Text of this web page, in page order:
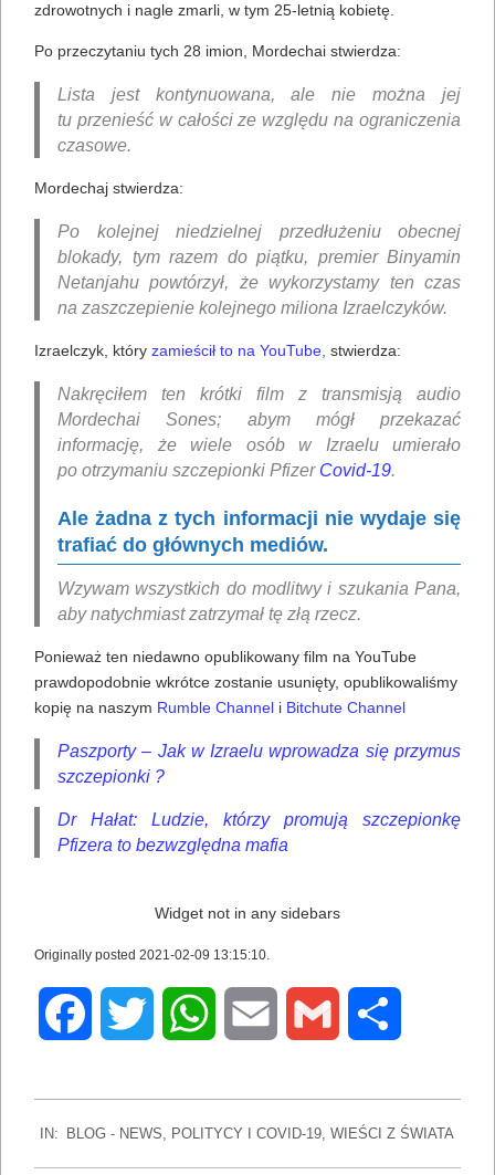
zdrowotnych i nagle zmarli, w tym 25-letnią kobietę.
Po przeczytaniu tych 28 imion, Mordechai stwierdza:
Lista jest kontynuowana, ale nie można jej
tu przenieść w całości ze względu na ograniczenia
czasowe.
Mordechaj stwierdza:
Po kolejnej niedzielnej przedłużeniu obecnej
blokady, tym razem do piątku, premier Binyamin
Netanjahu powtórzył, że wykorzystamy ten czas
na zaszczepienie kolejnego miliona Izraelczyków.
Izraelczyk, który zamieścił to na YouTube, stwierdza:
Nakręciłem ten krótki film z transmisją audio
Mordechai Sones; abym mógł przekazać
informację, że wiele osób w Izraelu umierało
po otrzymaniu szczepionki Pfizer Covid-19.
Ale żadna z tych informacji nie wydaje się
trafiać do głównych mediów.
Wzywam wszystkich do modlitwy i szukania Pana,
aby natychmiast zatrzymał tę złą rzecz.
Ponieważ ten niedawno opublikowany film na YouTube
prawdopodobnie wkrótce zostanie usunięty, opublikowaliśmy
kopię na naszym Rumble Channel i Bitchute Channel
Paszporty – Jak w Izraelu wprowadza się przymus
szczepionki ?
Dr Hałat: Ludzie, którzy promują szczepionkę
Pfizera to bezwzględna mafia
Widget not in any sidebars
Originally posted 2021-02-09 13:15:10.
07-
IN: BLOG - NEWS POLITYCY I COVID-19 WIEŚCI Z ŚWIATA